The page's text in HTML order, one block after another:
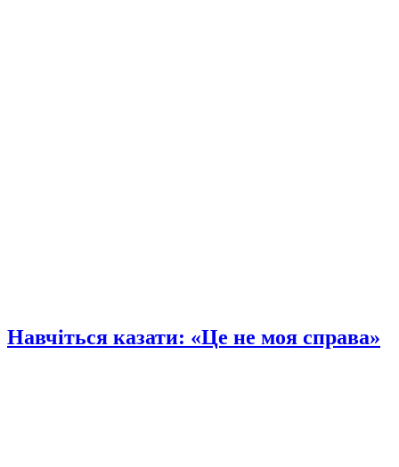
Навчіться казати: «Це не моя справа»